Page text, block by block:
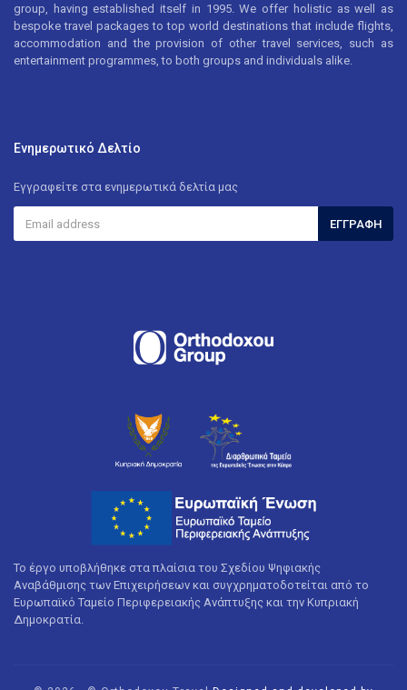
group, having established itself in 1995. We offer holistic as well as
bespoke travel packages to top world destinations that include flights,
accommodation and the provision of other travel services, such as
entertainment programmes, to both groups and individuals alike.
Ενημερωτικό Δελτίο
Εγγραφείτε στα ενημερωτικά δελτία μας
ΕΓΓΡΑΦΉ
Το έργο υποβλήθηκε στα πλαίσια του Σχεδίου Ψηφιακής
Αναβάθμισης των Επιχειρήσεων και συγχρηματοδοτείται από το
Ευρωπαϊκό Ταμείο Περιφερειακής Ανάπτυξης και την Κυπριακή
Δημοκρατία.